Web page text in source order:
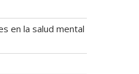
en la salud mental